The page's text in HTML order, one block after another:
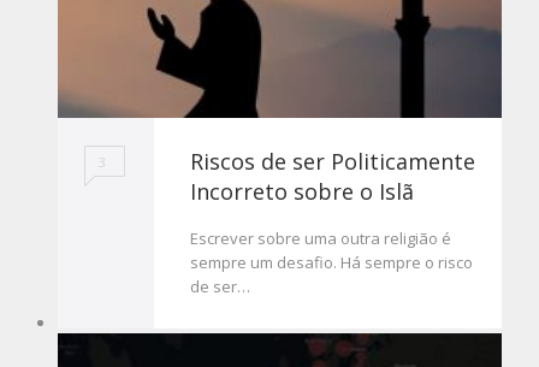
3
Riscos de ser Politicamente
Incorreto sobre o Islã
Escrever sobre uma outra religião é
sempre um desafio. Há sempre o risco
de ser…